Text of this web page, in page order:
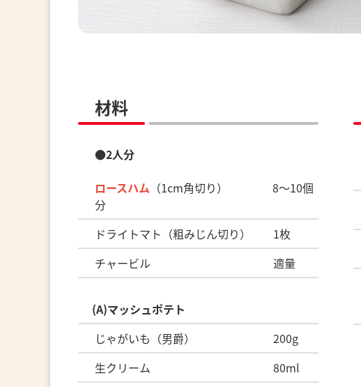
材料
●2人分
ロースハム （1cm角切り） 8～10個
分
ドライトマト（粗みじん切り） 1枚
チャービル 適量
(A)マッシュポテト
じゃがいも（男爵） 200g
生クリーム 80ml